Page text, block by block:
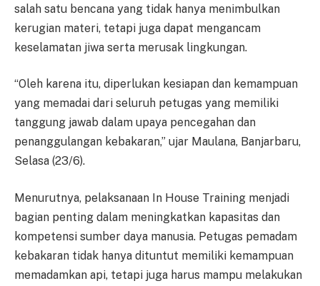
salah satu bencana yang tidak hanya menimbulkan
kerugian materi, tetapi juga dapat mengancam
keselamatan jiwa serta merusak lingkungan.
“Oleh karena itu, diperlukan kesiapan dan kemampuan
yang memadai dari seluruh petugas yang memiliki
tanggung jawab dalam upaya pencegahan dan
penanggulangan kebakaran,” ujar Maulana, Banjarbaru,
Selasa (23/6).
Menurutnya, pelaksanaan In House Training menjadi
bagian penting dalam meningkatkan kapasitas dan
kompetensi sumber daya manusia. Petugas pemadam
kebakaran tidak hanya dituntut memiliki kemampuan
memadamkan api, tetapi juga harus mampu melakukan